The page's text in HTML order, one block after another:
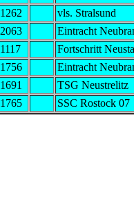
1262
vls. Stralsund
2063
Eintracht
1117
Fortschritt
1756
Eintracht
1691
TSG Neustrelitz
1765 SSC Rostock 07